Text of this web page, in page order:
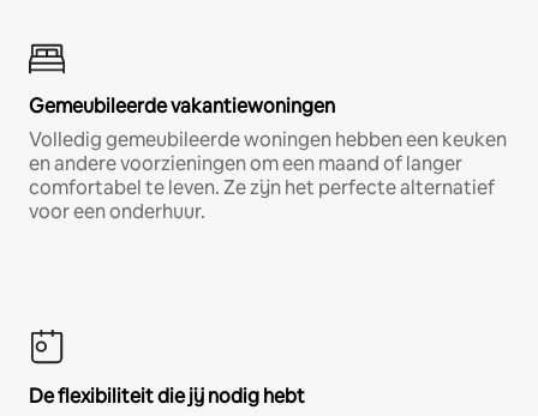
Gemeubileerde vakantiewoningen
Volledig gemeubileerde woningen hebben een keuken
en andere voorzieningen om een maand of langer
comfortabel te leven. Ze zijn het perfecte alternatief
voor een onderhuur.
De flexibiliteit die jij nodig hebt